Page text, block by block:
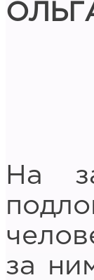
На
за